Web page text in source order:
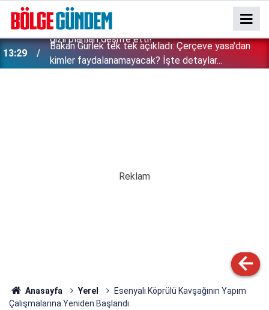
13:29
Bakan Gürlek tek tek açıkladı: Çerçeve yasa'dan
kimler faydalanamayacak? İşte detaylar...
Anasayfa Yerel
Esenyalı Köprülü Kavşağının Yapım
Çalışmalarına Yeniden Başlandı